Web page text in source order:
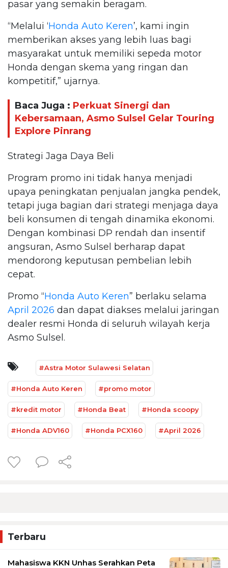
pasar yang semakin beragam.
“Melalui ‘Honda Auto Keren’, kami ingin
memberikan akses yang lebih luas bagi
masyarakat untuk memiliki sepeda motor
Honda dengan skema yang ringan dan
kompetitif,” ujarnya.
Baca Juga : Perkuat Sinergi dan
Kebersamaan, Asmo Sulsel Gelar Touring
Explore Pinrang
Strategi Jaga Daya Beli
Program promo ini tidak hanya menjadi
upaya peningkatan penjualan jangka pendek,
tetapi juga bagian dari strategi menjaga daya
beli konsumen di tengah dinamika ekonomi.
Dengan kombinasi DP rendah dan insentif
angsuran, Asmo Sulsel berharap dapat
mendorong keputusan pembelian lebih
cepat.
Promo “Honda Auto Keren” berlaku selama
April 2026 dan dapat diakses melalui jaringan
dealer resmi Honda di seluruh wilayah kerja
Asmo Sulsel.
#Astra Motor Sulawesi Selatan
#Honda Auto Keren #promo motor
#kredit motor #Honda Beat #Honda scoopy
#Honda ADV160 #Honda PCX160 #April 2026
Terbaru
Mahasiswa KKN Unhas Serahkan Peta